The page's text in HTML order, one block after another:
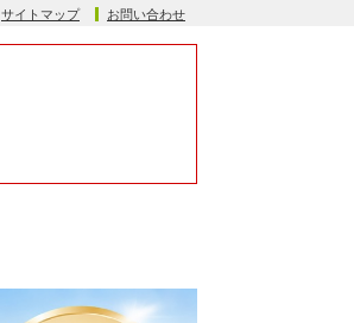
サイトマップ お問い合わせ